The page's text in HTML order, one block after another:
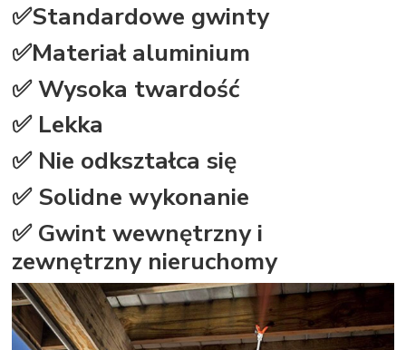
✅Standardowe gwinty
✅Materiał aluminium
✅ Wysoka twardość
✅ Lekka
✅ Nie odkształca się
✅ Solidne wykonanie
✅ Gwint wewnętrzny i
zewnętrzny nieruchomy